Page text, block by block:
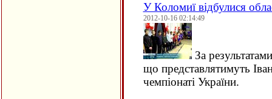
У Коломиї відбулися
2012-10-16 02:14:49
За
що представлятимуть
чемпіонаті України.